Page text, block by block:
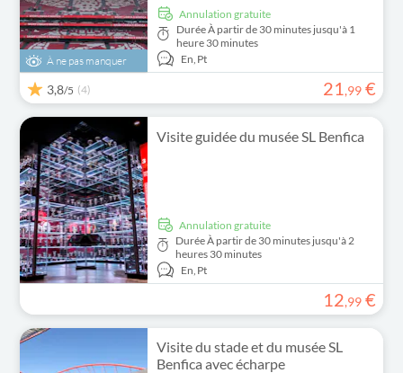
À ne pas manquer
Annulation gratuite
DuréeÀ partir de 30 minutes jusqu'à 1
heure 30 minutes
En, Pt
3,8/5 (4) 21,99 €
Visite guidée du musée SL Benfica
Annulation gratuite
DuréeÀ partir de 30 minutes jusqu'à 2
heures 30 minutes
En, Pt
12,99 €
Visite du stade et du musée SL
Benfica avec écharpe